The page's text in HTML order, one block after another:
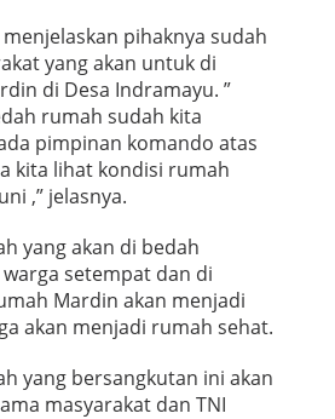
pihaknya sudah
yang akan untuk di
di Desa Indramayu. ”
rumah sudah kita
pimpinan komando atas
kita lihat kondisi rumah
,” jelasnya.
yang akan di bedah
setempat dan di
Mardin akan menjadi
akan menjadi rumah sehat.
yang bersangkutan ini akan
masyarakat dan TNI